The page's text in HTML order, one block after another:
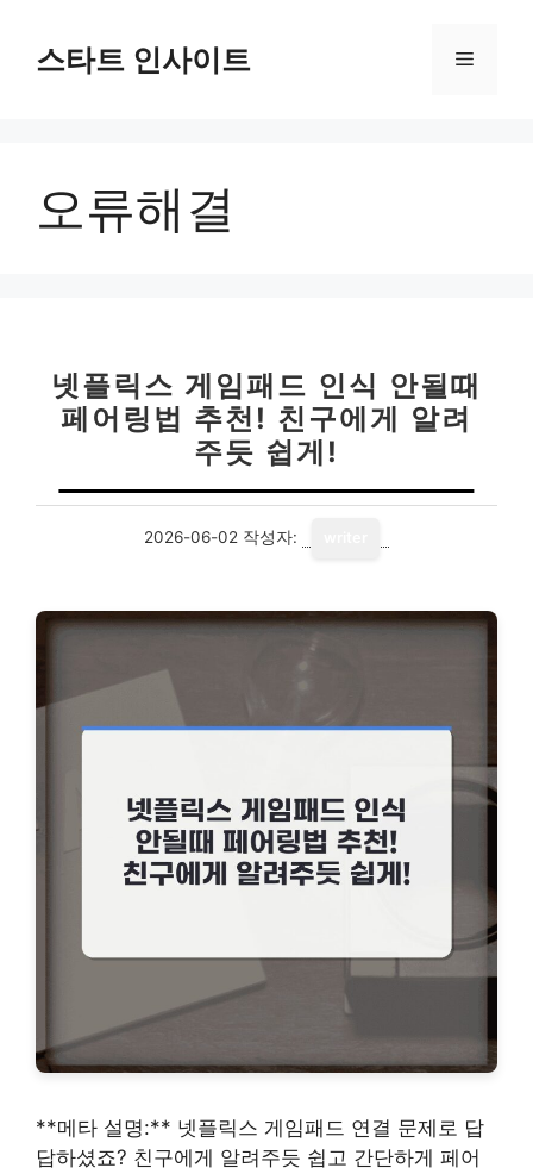
스타트 인사이트 메
오류해결
넷플릭스 게임패드 인식 안될때
페어링법 추천! 친구에게 알려
주듯 쉽게!
2026-06-02 작성자:
**메타 설명:** 넷플릭스 게임패드 연결 문제로 답
답하셨죠? 친구에게 알려주듯 쉽고 간단하게 페어